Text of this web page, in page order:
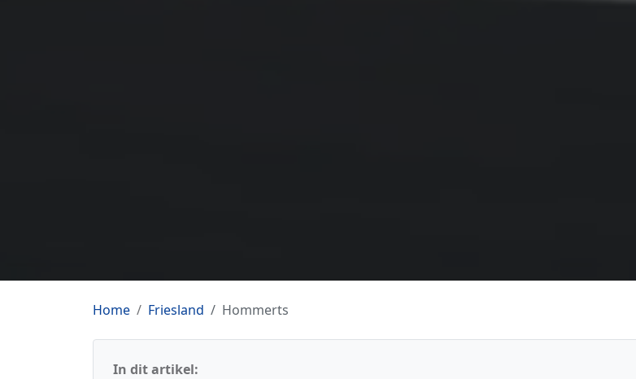
Home Friesland Hommerts
In dit artikel: